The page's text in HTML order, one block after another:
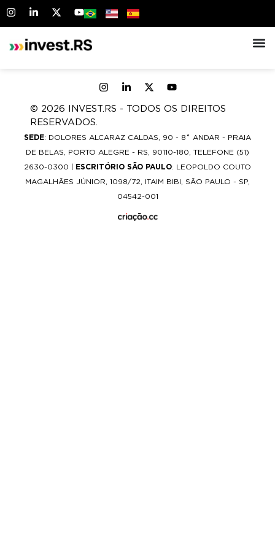
© 2026 INVEST.RS - TODOS OS DIREITOS
RESERVADOS.
SEDE: DOLORES ALCARAZ CALDAS, 90 - 8˚ ANDAR - PRAIA
DE BELAS, PORTO ALEGRE - RS, 90110-180, TELEFONE (51)
2630-0300 | ESCRITÓRIO SÃO PAULO: LEOPOLDO COUTO
MAGALHÃES JÚNIOR, 1098/72, ITAIM BIBI, SÃO PAULO - SP,
04542-001